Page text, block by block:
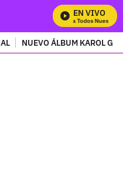
EN VIVO
Mira Todos Nuestros
NUEVO ÁLBUM KAROL G